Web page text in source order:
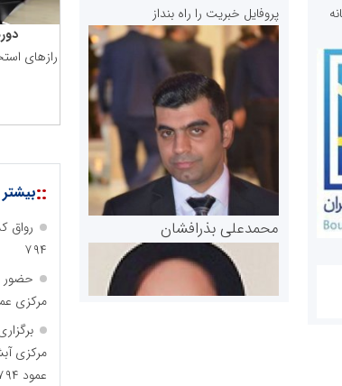
پروفایل خبریت را راه بنداز
محمدعلی بذرافشان
رازهای
::
رواق
۷۹۴
حضور
مرکزی عمود
مرکزی
عمود ۷۹۴